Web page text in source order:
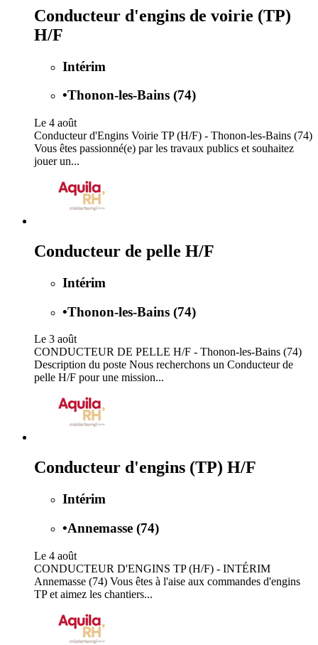
Conducteur d'engins de voirie (TP)
H/F
Intérim
•Thonon-les-Bains (74)
Le 4 août
Conducteur d'Engins Voirie TP (H/F) - Thonon-les-Bains (74)
Vous êtes passionné(e) par les travaux publics et souhaitez
jouer un...
Conducteur de pelle H/F
Intérim
•Thonon-les-Bains (74)
Le 3 août
CONDUCTEUR DE PELLE H/F - Thonon-les-Bains (74)
Description du poste Nous recherchons un Conducteur de
pelle H/F pour une mission...
Conducteur d'engins (TP) H/F
Intérim
•Annemasse (74)
Le 4 août
CONDUCTEUR D'ENGINS TP (H/F) - INTÉRIM
Annemasse (74) Vous êtes à l'aise aux commandes d'engins
TP et aimez les chantiers...